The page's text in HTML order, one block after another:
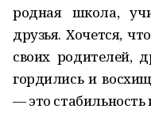
родная школа,
друзья. Хочется,
своих родителей,
гордились и
— это стабильность